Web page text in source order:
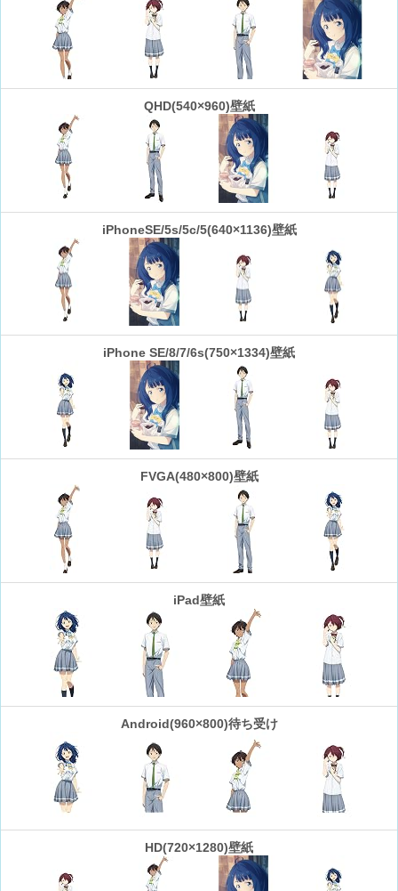
QHD(540×960)壁紙
iPhoneSE/5s/5c/5(640×1136)壁紙
iPhone SE/8/7/6s(750×1334)壁紙
FVGA(480×800)壁紙
iPad壁紙
Android(960×800)待ち受け
HD(720×1280)壁紙